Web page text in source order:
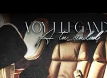
pa febrero vendré
sí hacernos novios y
ti Música Pregúntame
unas cuantas horas
seas dichosa al estar